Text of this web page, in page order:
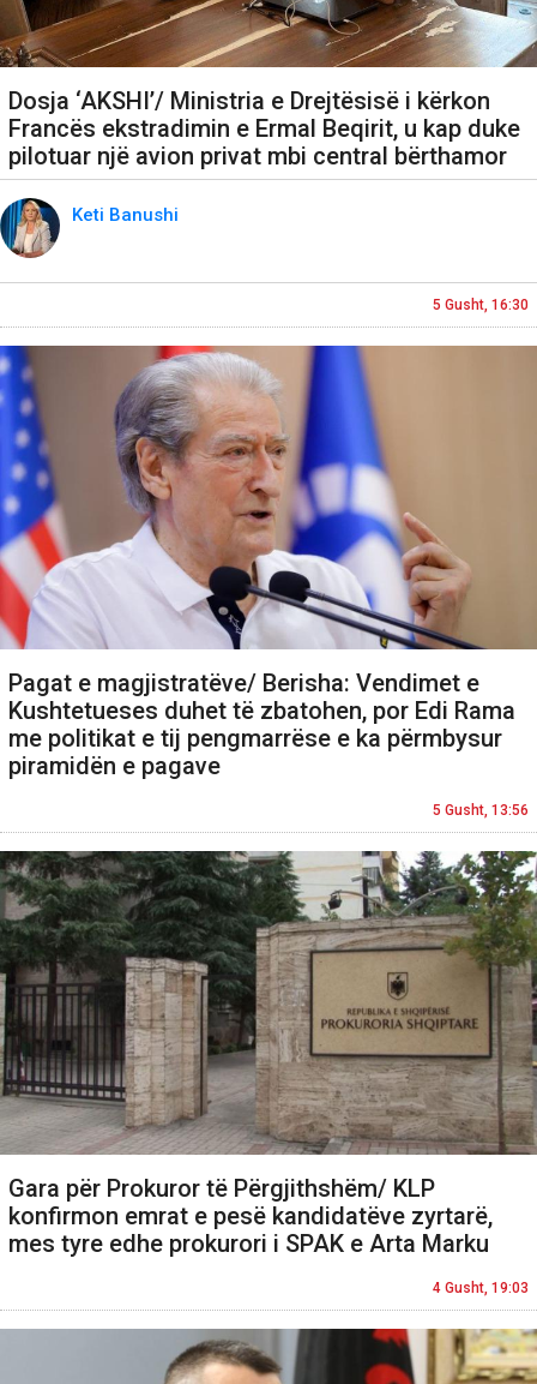
Dosja ‘AKSHI’/ Ministria e Drejtësisë i kërkon
Francës ekstradimin e Ermal Beqirit, u kap duke
pilotuar një avion privat mbi central bërthamor
Keti Banushi
5 Gusht, 16:30
Pagat e magjistratëve/ Berisha: Vendimet e
Kushtetueses duhet të zbatohen, por Edi Rama
me politikat e tij pengmarrëse e ka përmbysur
piramidën e pagave
5 Gusht, 13:56
Gara për Prokuror të Përgjithshëm/ KLP
konfirmon emrat e pesë kandidatëve zyrtarë,
mes tyre edhe prokurori i SPAK e Arta Marku
4 Gusht, 19:03